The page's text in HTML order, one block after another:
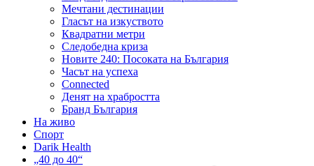
Мечтани дестинации
Гласът на изкуството
Квадратни метри
Следобедна криза
Новите 240: Посоката на България
Часът на успеха
Connected
Денят на храбростта
Бранд България
На живо
Спорт
Darik Health
„40 до 40“